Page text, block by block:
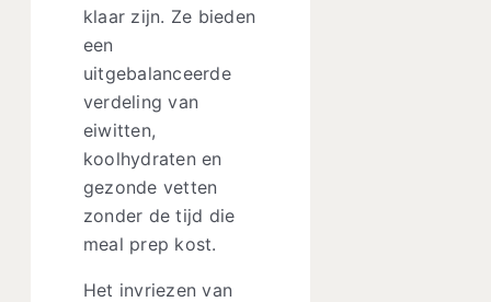
klaar zijn. Ze bieden
een
uitgebalanceerde
verdeling van
eiwitten,
koolhydraten en
gezonde vetten
zonder de tijd die
meal prep kost.
Het invriezen van